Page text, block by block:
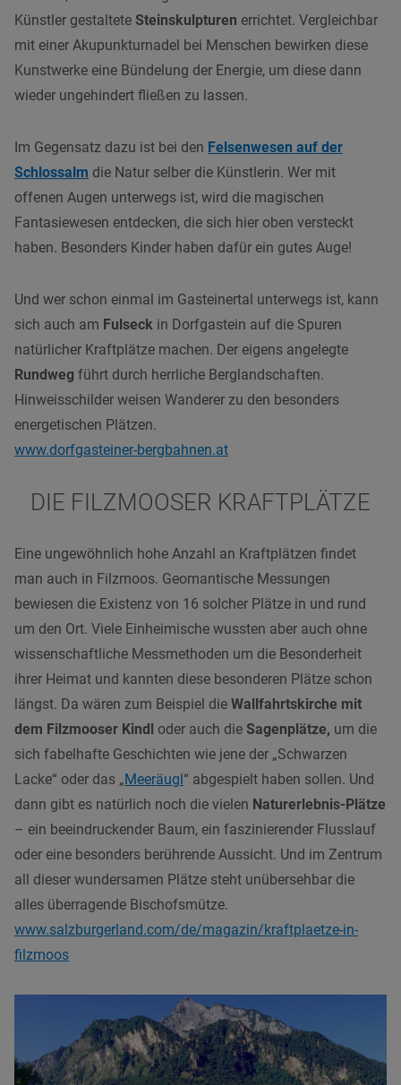
Künstler gestaltete Steinskulpturen errichtet. Vergleichbar
mit einer Akupunkturnadel bei Menschen bewirken diese
Kunstwerke eine Bündelung der Energie, um diese dann
wieder ungehindert fließen zu lassen.
Im Gegensatz dazu ist bei den Felsenwesen auf der
Schlossalm die Natur selber die Künstlerin. Wer mit
offenen Augen unterwegs ist, wird die magischen
Fantasiewesen entdecken, die sich hier oben versteckt
haben. Besonders Kinder haben dafür ein gutes Auge!
Und wer schon einmal im Gasteinertal unterwegs ist, kann
sich auch am Fulseck in Dorfgastein auf die Spuren
natürlicher Kraftplätze machen. Der eigens angelegte
Rundweg führt durch herrliche Berglandschaften.
Hinweisschilder weisen Wanderer zu den besonders
energetischen Plätzen.
www.dorfgasteiner-bergbahnen.at
DIE FILZMOOSER KRAFTPLÄTZE
Eine ungewöhnlich hohe Anzahl an Kraftplätzen findet
man auch in Filzmoos. Geomantische Messungen
bewiesen die Existenz von 16 solcher Plätze in und rund
um den Ort. Viele Einheimische wussten aber auch ohne
wissenschaftliche Messmethoden um die Besonderheit
ihrer Heimat und kannten diese besonderen Plätze schon
längst. Da wären zum Beispiel die Wallfahrtskirche mit
dem Filzmooser Kindl oder auch die Sagenplätze, um die
sich fabelhafte Geschichten wie jene der „Schwarzen
Lacke“ oder das „Meeräugl“ abgespielt haben sollen. Und
dann gibt es natürlich noch die vielen Naturerlebnis-Plätze
– ein beeindruckender Baum, ein faszinierender Flusslauf
oder eine besonders berührende Aussicht. Und im Zentrum
all dieser wundersamen Plätze steht unübersehbar die
alles überragende Bischofsmütze.
www.salzburgerland.com/de/magazin/kraftplaetze-in-
filzmoos